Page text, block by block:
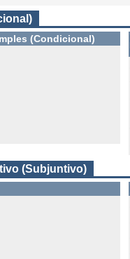
(Condicional)
(Subjuntivo)